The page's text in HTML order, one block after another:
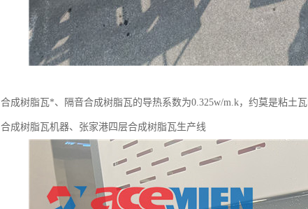
合成树脂瓦*、隔音合成树脂瓦的导热系数为0.325w/m.k，约莫是粘土
合成树脂瓦机器、张家港四层合成树脂瓦生产线